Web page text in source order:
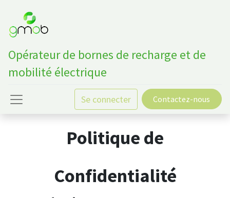
Opérateur de bornes de recharge et de
mobilité électrique
Se connecter Contactez-nous
Politique de
Confidentialité